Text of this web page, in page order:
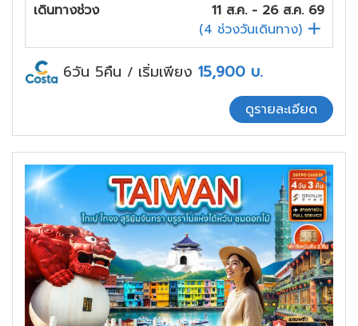
เดินทางช่วง
11 ส.ค. - 26 ส.ค. 69
(4 ช่วงวันเดินทาง)
6วัน 5คืน / เริ่มเพียง 15,900 บ.
ดูรายละเอียด